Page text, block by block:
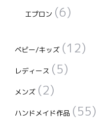
エプロン (6)
ベビー/キッズ (12)
レディース (5)
メンズ (2)
ハンドメイド作品 (55)